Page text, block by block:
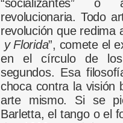
“socializantes” o
revolucionaria. Todo
revolución que redima
y Florida”, comete el
en el círculo de
segundos. Esa
choca contra la visión
arte mismo. Si se
Barletta, el tango o el